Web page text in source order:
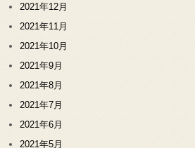
2021年12月
2021年11月
2021年10月
2021年9月
2021年8月
2021年7月
2021年6月
2021年5月